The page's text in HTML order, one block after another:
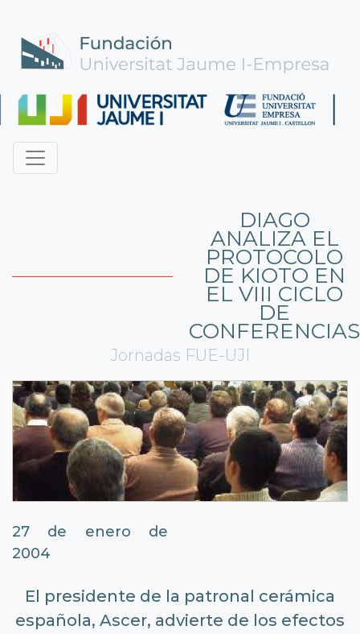
DIAGO
ANALIZA EL
PROTOCOLO
DE KIOTO EN
EL VIII CICLO
DE
CONFERENCIAS
Jornadas FUE-UJI
27 de enero de
2004
El presidente de la patronal cerámica
española, Ascer, advierte de los efectos